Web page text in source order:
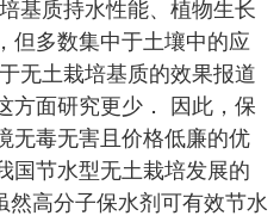
基质持水性能、植物生长
但多数集中于土壤中的应
无土栽培基质的效果报道
方面研究更少． 因此，保
无毒无害且价格低廉的优
国节水型无土栽培发展的
然高分子保水剂可有效节水